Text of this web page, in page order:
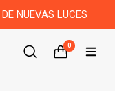
NUEVAS LUCES
0